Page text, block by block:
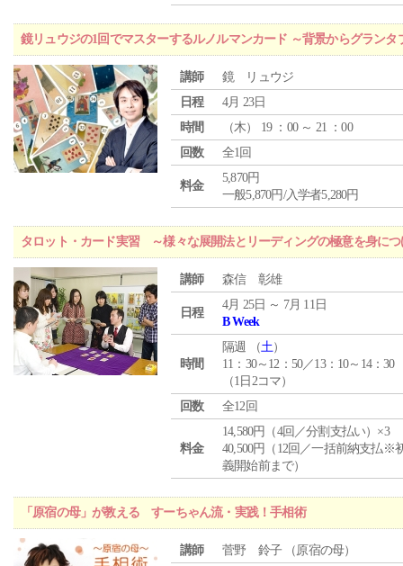
鏡リュウジの1回でマスターするルノルマンカード ～背景からグランタ
講師
鏡 リュウジ
日程
4月 23日
時間
（木） 19 ：00 ～ 21 ：00
回数
全1回
料金
5,870円
一般5,870円/入学者5,280円
タロット・カード実習 ～様々な展開法とリーディングの極意を身につ
講師 森信 彰雄
日程
4月 25日 ～ 7月 11日
B Week
時間
隔週 （土）
11：30～12：50／13：10～14：30
（1日2コマ）
回数
全12回
料金
14,580円（4回／分割支払い）×3
40,500円（12回／一括前納支払※
義開始前まで）
「原宿の母」が教える すーちゃん流・実践！手相術
講師
菅野 鈴子 （原宿の母）